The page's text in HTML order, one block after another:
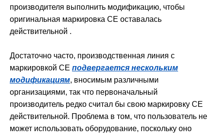
производителя выполнить модификацию, чтобы
оригинальная маркировка CE оставалась
действительной .
Достаточно часто, производственная линия с
маркировкой CE подвергается нескольким
модификациям, вносимым различными
организациями, так что первоначальный
производитель редко считал бы свою маркировку CE
действительной. Проблема в том, что пользователь не
может использовать оборудование, поскольку оно